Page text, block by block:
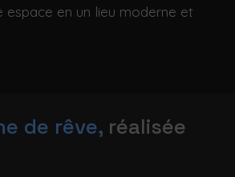
en un lieu moderne et
de rêve, réalisée